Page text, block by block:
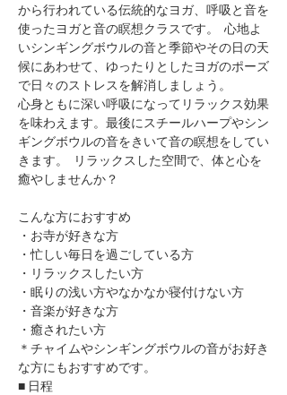
から行われている伝統的なヨガ、呼吸と音を
使ったヨガと音の瞑想クラスです。  心地よ
いシンギングボウルの音と季節やその日の天
候にあわせて、ゆったりとしたヨガのポーズ
で日々のストレスを解消しましょう。
心身ともに深い呼吸になってリラックス効果
を味わえます。最後にスチールハープやシン
ギングボウルの音をきいて音の瞑想をしてい
きます。  リラックスした空間で、体と心を
癒やしませんか？
​こんな方におすすめ
・お寺が好きな方
​・忙しい毎日を過ごしている方
・リラックスしたい方
・眠りの浅い方やなかなか寝付けない方
​・音楽が好きな方
​・癒されたい方
＊チャイムやシンギングボウルの音がお好き
な方にもおすすめです。
■ 日程